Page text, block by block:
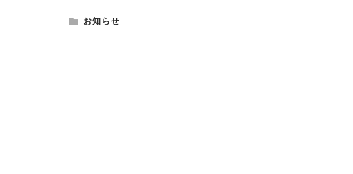
お知らせ